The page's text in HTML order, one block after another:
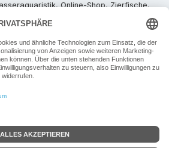
Online-Shop, Zierfische,
Technikzubehör usw. ! Als
Fachhandelspartner stehen wir Ihnen für
Einrichtungs- oder Besatzwünsche zur
Verfügung!
Räumlichkeiten oder senden Sie uns
widerrufen